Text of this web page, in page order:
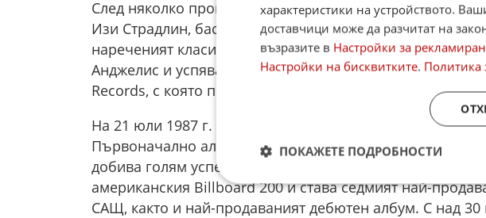
След няколко промени в състава, групата се състои от
Изи Страдлин, басиста Дъф Маккейгън и барабаниста
нареченият класически състав на групата. Те
Анджелис и успяват да привлекат вниманието на
Records, с която подписват договор.
На 21 юли 1987 г. излиза и дебютният им албум
Първоначално албумът не получава голямо внимание,
добива голям успех. Албумът достига до първото място
американския Billboard 200 и става седмият най-
САЩ, както и най-продаваният дебютен албум. С над
характеристики на устройството.
доставчици може да разчитат на
възразите в Настройки за
Настройки на бисквитките. Политика
ПОКАЖЕТЕ ПОДРОБНОСТИ